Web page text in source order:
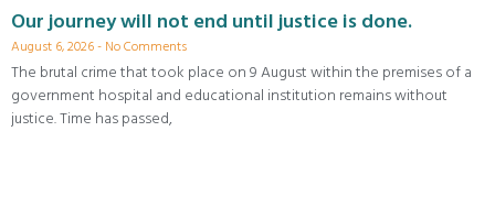
Our journey will not end until justice is done.
August 6, 2026 No Comments
The brutal crime that took place on 9 August within the premises of a
government hospital and educational institution remains without
justice. Time has passed,